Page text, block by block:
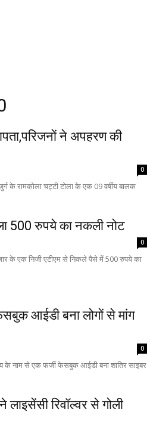
ने अपहरण की
0
के रामकोला चट्टी टोला के एक 09 वर्षीय बालक
500 रुपये का नकली नोट
0
के एक निजी एटीएम से निकले पैसे में 500 रुपये का
आईडी बना लोगों से मांग
0
के नाम से एक फर्जी फेसबुक आईडी बना शातिर साइबर
रिवॉल्वर से गोली